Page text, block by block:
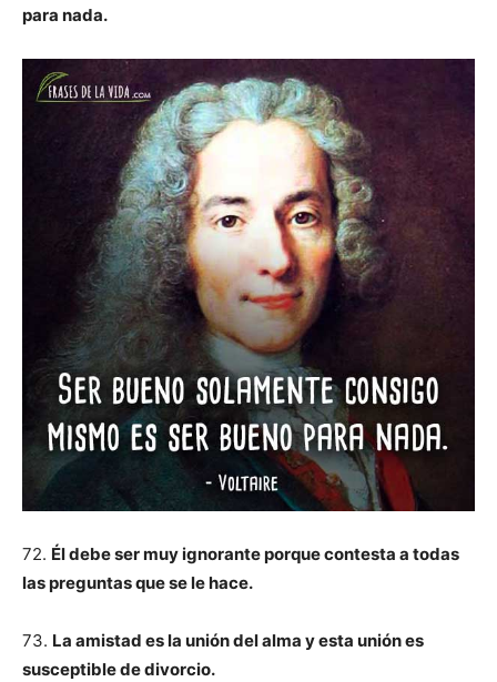
para nada.
72. Él debe ser muy ignorante porque contesta a todas
las preguntas que se le hace.
73. La amistad es la unión del alma y esta unión es
susceptible de divorcio.